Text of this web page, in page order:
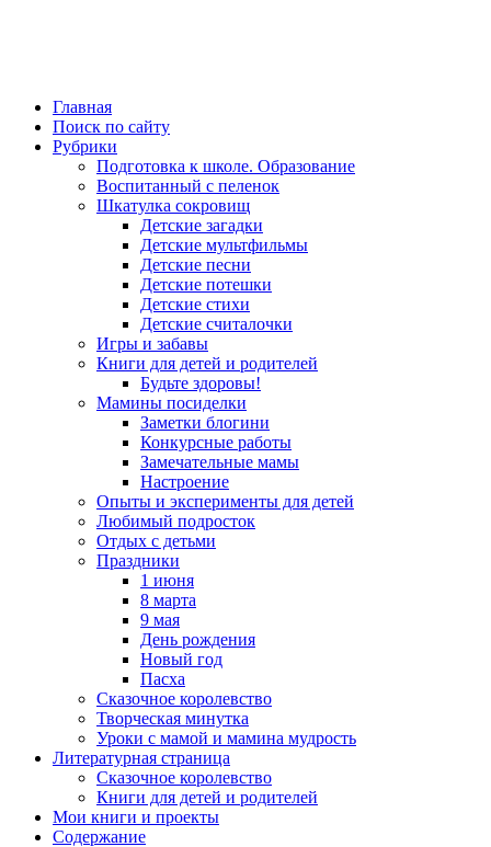
Главная
Поиск по сайту
Рубрики
Подготовка к школе. Образование
Воспитанный с пеленок
Шкатулка сокровищ
Детские загадки
Детские мультфильмы
Детские песни
Детские потешки
Детские стихи
Детские считалочки
Игры и забавы
Книги для детей и родителей
Будьте здоровы!
Мамины посиделки
Заметки блогини
Конкурсные работы
Замечательные мамы
Настроение
Опыты и эксперименты для детей
Любимый подросток
Отдых с детьми
Праздники
1 июня
8 марта
9 мая
День рождения
Новый год
Пасха
Сказочное королевство
Творческая минутка
Уроки с мамой и мамина мудрость
Литературная страница
Сказочное королевство
Книги для детей и родителей
Мои книги и проекты
Содержание